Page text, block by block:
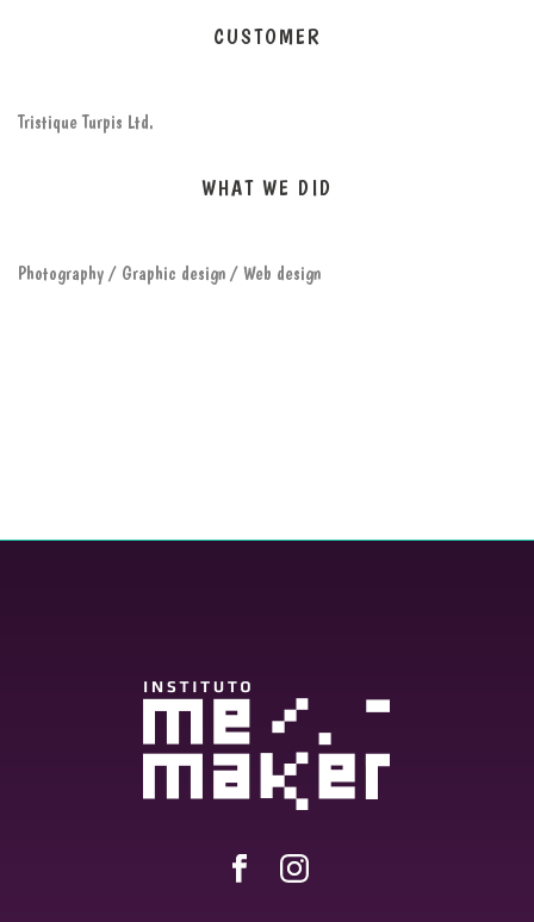
CUSTOMER
Tristique Turpis Ltd.
WHAT WE DID
Photography / Graphic design / Web design